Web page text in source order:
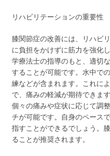
リハビリテーションの重要性
膝関節症の改善には、リハビ
に負担をかけずに筋力を強化
学療法士の指導のもと、適切
することが可能です。水中で
練などが含まれます。これに
で、痛みの軽減が期待できま
個々の痛みや症状に応じて調
チが可能です。自身のペース
指すことができるでしょう。
ることが推奨されます。